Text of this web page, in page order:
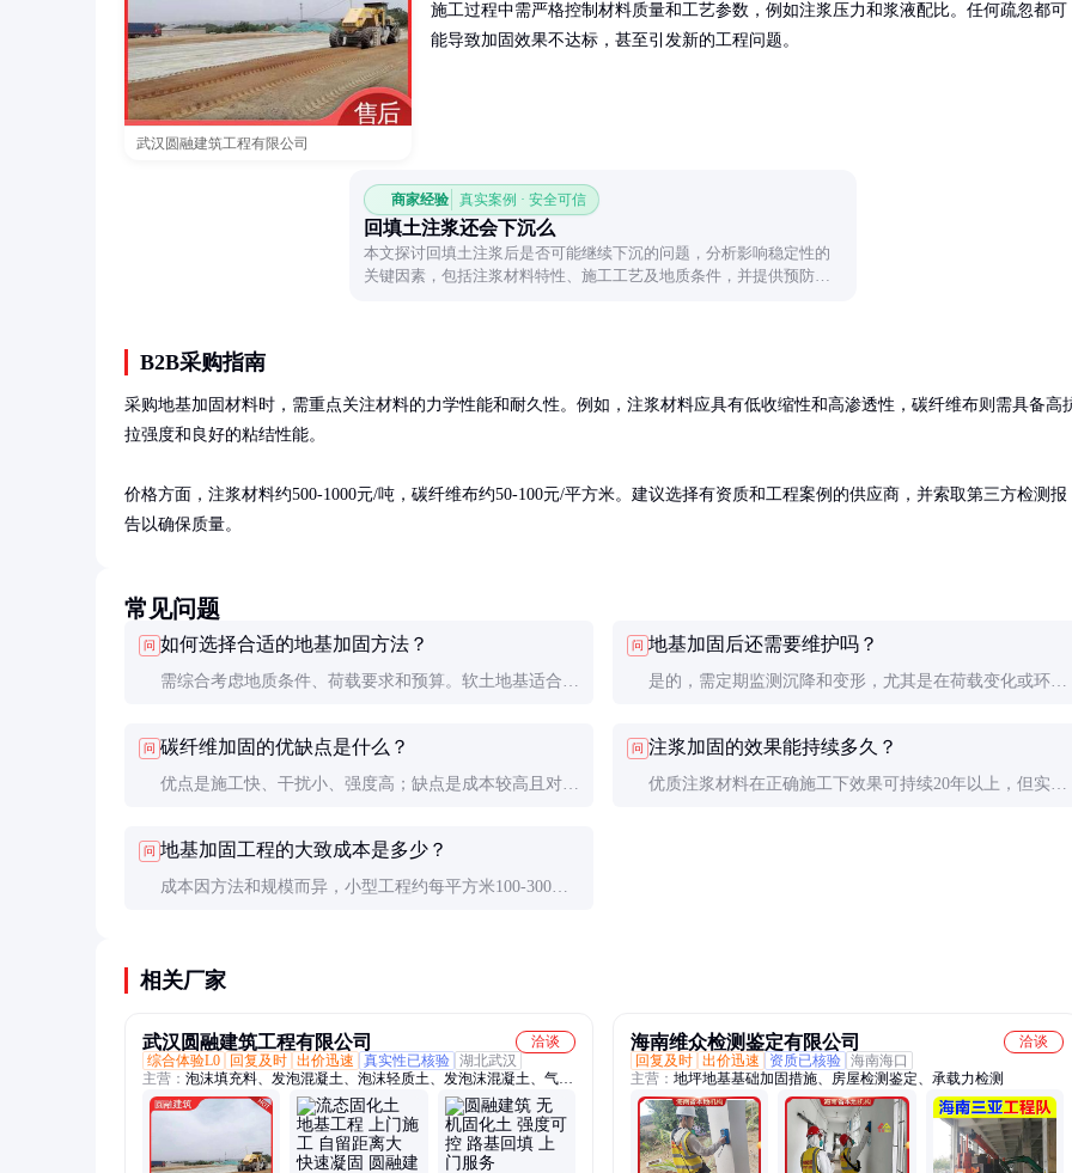
武汉圆融建筑工程有限公司
施工过程中需严格控制材料质量和工艺参数，例如注浆压力和浆液配比。任何疏忽都可
能导致加固效果不达标，甚至引发新的工程问题。
商家经验 真实案例 · 安全可信
回填土注浆还会下沉么
本文探讨回填土注浆后是否可能继续下沉的问题，分析影响稳定性的
关键因素，包括注浆材料特性、施工工艺及地质条件，并提供预防沉
B2B采购指南
采购地基加固材料时，需重点关注材料的力学性能和耐久性。例如，注浆材料应具有低收缩性和高渗透性，碳纤维布则需具备高
拉强度和良好的粘结性能。
价格方面，注浆材料约500-1000元/吨，碳纤维布约50-100元/平方米。建议选择有资质和工程案例的供应商，并索取第三方检测报
告以确保质量。
常见问题
问 如何选择合适的地基加固方法？
需综合考虑地质条件、荷载要求和预算。软土地基适合注
选碳纤维或桩基。
问 地基加固后还需要维护吗？
是的，需定期监测沉降和变形，尤其是在荷载变化或环境
效果持久。
问 碳纤维加固的优缺点是什么？
优点是施工快、干扰小、强度高；缺点是成本较高且对施
问 注浆加固的效果能持续多久？
优质注浆材料在正确施工下效果可持续20年以上，但实际
问 地基加固工程的大致成本是多少？
成本因方法和规模而异，小型工程约每平方米100-300
相关厂家
武汉圆融建筑工程有限公司
洽谈
综合体验L0
回复及时 出价迅速 真实性已核验 湖北武汉
主营： 泡沫填充料、发泡混凝土、泡沫轻质土、发泡沫混凝土、气泡
混合轻质土
海南维众检测鉴定有限公司
洽谈
回复及时 出价迅速 资质已核验 海南海口
主营： 地坪地基基础加固措施、房屋检测鉴定、承载力检测